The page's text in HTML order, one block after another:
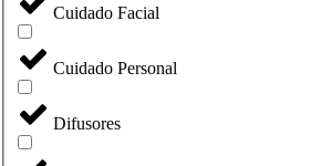
Cuidado Facial
Cuidado Personal
Difusores